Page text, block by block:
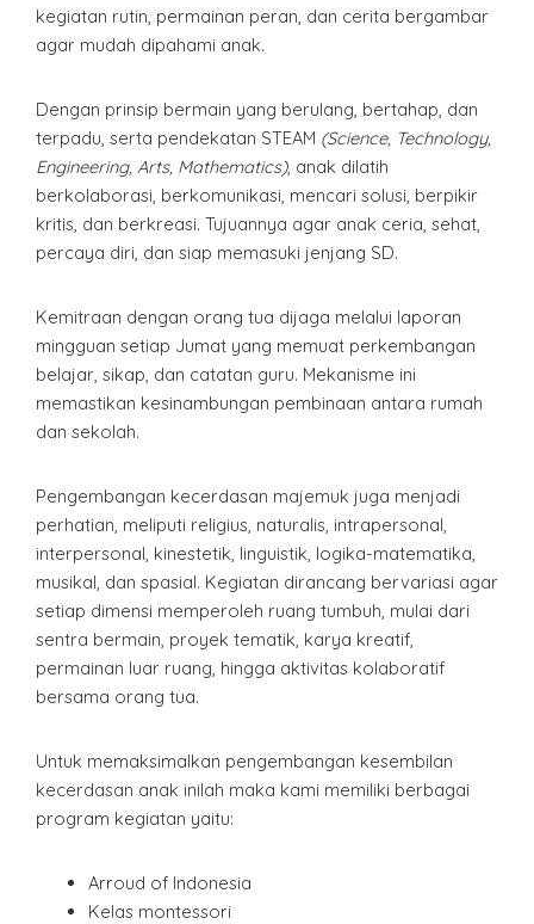
kegiatan rutin, permainan peran, dan cerita bergambar
agar mudah dipahami anak.
Dengan prinsip bermain yang berulang, bertahap, dan
terpadu, serta pendekatan STEAM (Science, Technology,
Engineering, Arts, Mathematics), anak dilatih
berkolaborasi, berkomunikasi, mencari solusi, berpikir
kritis, dan berkreasi. Tujuannya agar anak ceria, sehat,
percaya diri, dan siap memasuki jenjang SD.
Kemitraan dengan orang tua dijaga melalui laporan
mingguan setiap Jumat yang memuat perkembangan
belajar, sikap, dan catatan guru. Mekanisme ini
memastikan kesinambungan pembinaan antara rumah
dan sekolah.
Pengembangan kecerdasan majemuk juga menjadi
perhatian, meliputi religius, naturalis, intrapersonal,
interpersonal, kinestetik, linguistik, logika-matematika,
musikal, dan spasial. Kegiatan dirancang bervariasi agar
setiap dimensi memperoleh ruang tumbuh, mulai dari
sentra bermain, proyek tematik, karya kreatif,
permainan luar ruang, hingga aktivitas kolaboratif
bersama orang tua.
Untuk memaksimalkan pengembangan kesembilan
kecerdasan anak inilah maka kami memiliki berbagai
program kegiatan yaitu:
Arroud of Indonesia
Kelas montessori